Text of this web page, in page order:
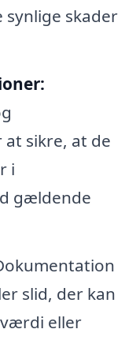
skader
sikre, at de
i
gældende
slid, der kan
eller